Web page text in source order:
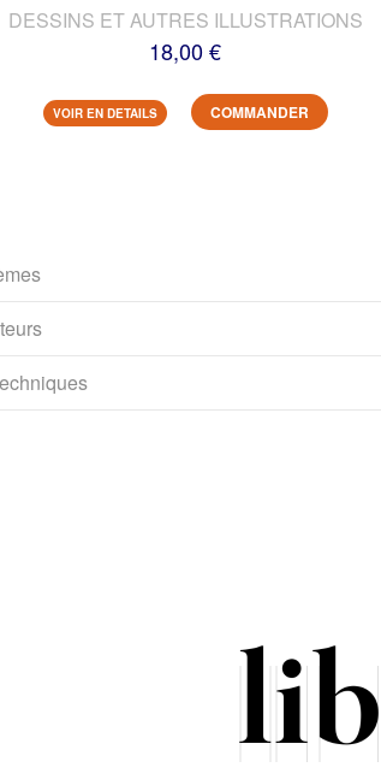
DESSINS ET AUTRES ILLUSTRATIONS
18,00 €
VOIR EN DETAILS COMMANDER